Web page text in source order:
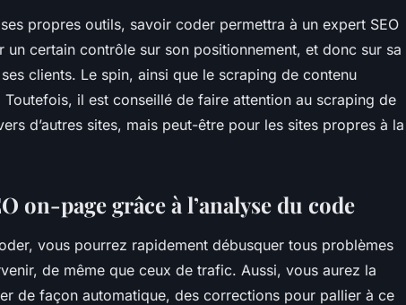
propres outils, savoir coder permettra à un expert SEO
un certain contrôle sur son positionnement, et donc sur sa
clients. Le spin, ainsi que le scraping de contenu
Toutefois, il est conseillé de faire attention au scraping de
d’autres sites, mais peut-être pour les sites propres à la
on-page grâce à l’analyse du code
vous pourrez rapidement débusquer tous problèmes
de même que ceux de trafic. Aussi, vous aurez la
de façon automatique, des corrections pour pallier à ce